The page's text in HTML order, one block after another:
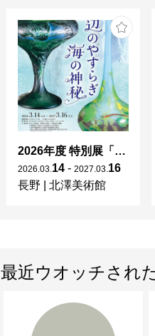
2026年度 特別展「ガレとドーム、アール･ヌーヴォーのガラス 水辺のやすらぎ、海の神秘」
2026 03 14 - 2027 03 16
長野
北澤美術館
最近ウオッチされ